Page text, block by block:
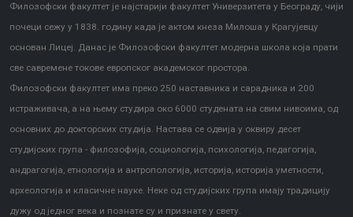
Филозофски факултет је најстарији факултет Универзитета у Београду, чији
почеци сежу у 1838. годину када је актом кнеза Милоша у Крагујевцу
основан Лицеј. Данас је Филозофски факултет модерна школа која прати
све савремене токове европског академског простора.
Филозофски факултет има преко 250 наставника и сарадника и 200
истраживача, а на њему студира око 6000 студената на свим нивоима, од
основних до докторских студија. Настава се одвија у оквиру десет
студијских група - филозофија, социологија, психологија, педагогија,
андрагогија, етнологија и антропологија, историја, историја уметности,
археологија и класичне науке. Неке од студијских група имају традицију
дужу од једног века и познате су и признате у свету.